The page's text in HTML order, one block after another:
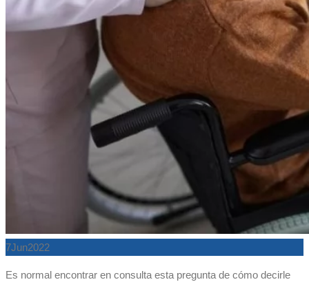
7Jun2022
Es normal encontrar en consulta esta pregunta de cómo decirle